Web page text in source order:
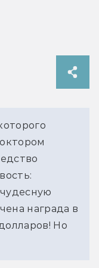
награда в
Но